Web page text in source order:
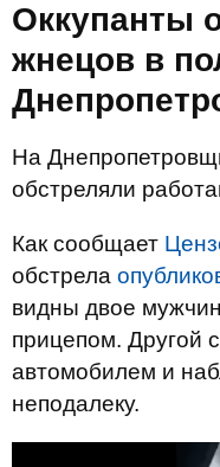
Оккупанты
жнецов в
На
обстреляли
Как сообщает
обстрела
видны двое
прицепом. Другой
автомобилем и
неподалеку.